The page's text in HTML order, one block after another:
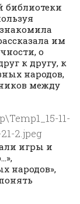
библиотеки
им
о
к другу, к
народов,
между
игры и
народов»,